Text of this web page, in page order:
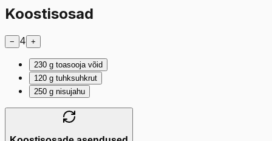
Koostisosad
− 4 +
230 g toasooja võid
120 g tuhksuhkrut
250 g nisujahu